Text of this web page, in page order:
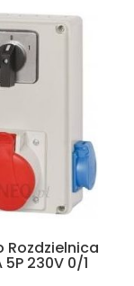
Rozdzielnica
230V 0/1